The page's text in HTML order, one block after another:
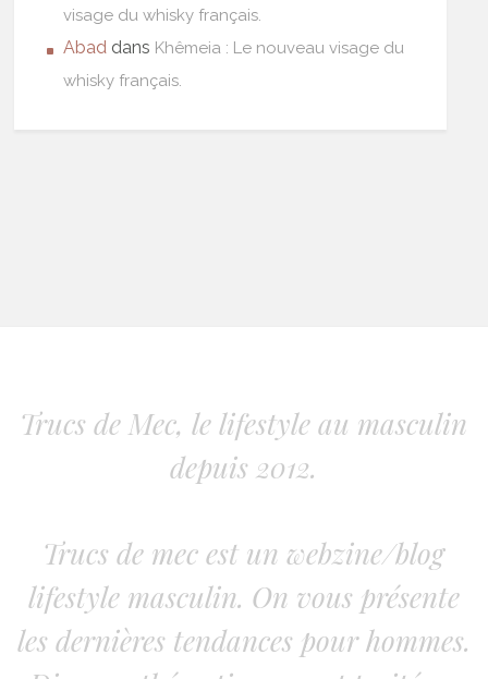
visage du whisky français.
Abad dans Khêmeia : Le nouveau visage du
whisky français.
Trucs de Mec, le lifestyle au masculin
depuis 2012.
Trucs de mec est un webzine/blog
lifestyle masculin. On vous présente
les dernières tendances pour hommes.